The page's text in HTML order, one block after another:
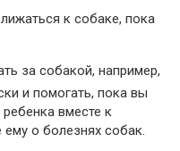
к собаке, пока
за собакой, например,
и помогать, пока вы
вместе к
ему о болезнях собак.